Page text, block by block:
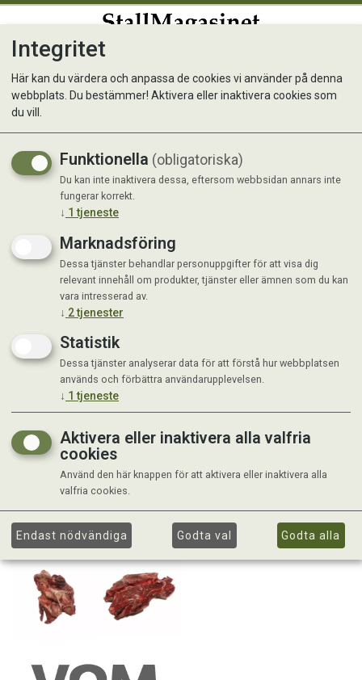
Nötnacke FRYST /kg
Frysta, färska delade nackben från
svensk nötkreatur.
Integritet
Här kan du värdera och anpassa de cookies vi använder på denna
webbplats. Du bestämmer! Aktivera eller inaktivera cookies som
du vill.
Funktionella (obligatoriska)
Du kan inte inaktivera dessa, eftersom webbsidan annars inte
fungerar korrekt.
↓ 1 tjeneste
Marknadsföring
Dessa tjänster behandlar personuppgifter för att visa dig
relevant innehåll om produkter, tjänster eller ämnen som du kan
vara intresserad av.
↓ 2tjenester
Statistik
Dessa tjänster analyserar data för att förstå hur webbplatsen
används och förbättra användarupplevelsen.
↓ 1 tjeneste
Aktivera eller inaktivera alla valfria
cookies
Använd den här knappen för att aktivera eller inaktivera alla
valfria cookies.
Endast nödvändiga Godta val Godta alla